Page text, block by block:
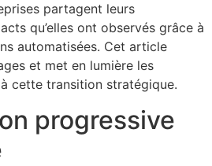
partagent leurs
qu’elles ont observés grâce à
automatisées. Cet article
et met en lumière les
cette transition stratégique.
progressive